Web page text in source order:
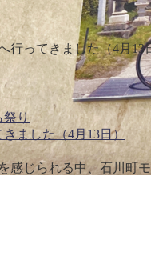
祭り
ました（4月13日）
感じられる中、石川